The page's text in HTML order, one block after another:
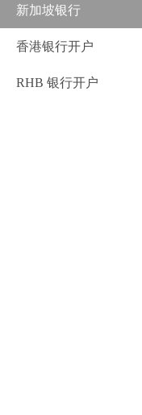
新加坡银行
香港银行开户
RHB 银行开户